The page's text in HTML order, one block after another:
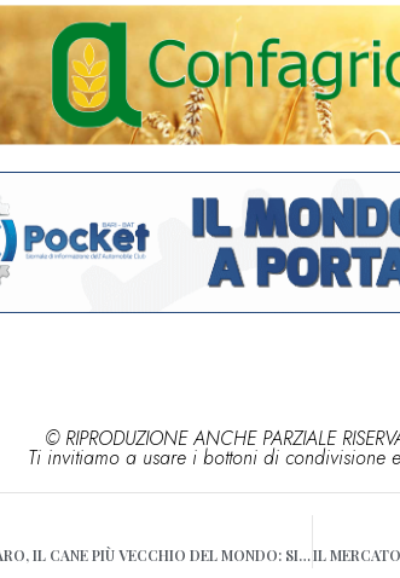
© RIPRODUZIONE ANCHE PARZIALE
Ti invitiamo a usare i bottoni di condivisione
ADDIO A LAZZARO, IL CANE PIÙ VECCHIO DEL MONDO: SI SPEGNE A 30 ANNI DOPO L’ULTIMA ADOZIONE